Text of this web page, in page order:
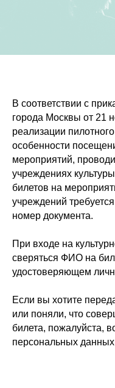
В соответствии с
города Москвы от 21
реализации
особенности
мероприятий,
учреждениях
билетов на
учреждений
номер документа.
При входе на
сверяться ФИО на
удостоверяющем
Если вы хотите
или поняли, что
билета, пожалуйста,
персональных